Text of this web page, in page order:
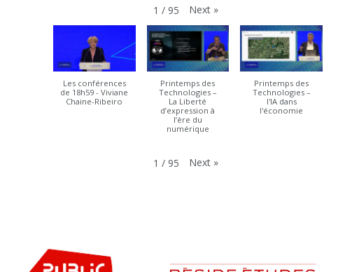
1 / 95 Next »
Les conférences
de 18h59 - Viviane
Chaine-Ribeiro
Printemps des
Technologies –
La Liberté
d’expression à
l’ère du
numérique
Printemps des
Technologies –
l'IA dans
l'économie
1 / 95 Next »